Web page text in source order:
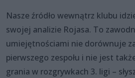
Nasze źródło wewnątrz klubu
swojej analizie Rojasa. To
umiejętnościami nie dorównuje
pierwszego zespołu i nie jest
grania w rozgrywkach 3. ligi –